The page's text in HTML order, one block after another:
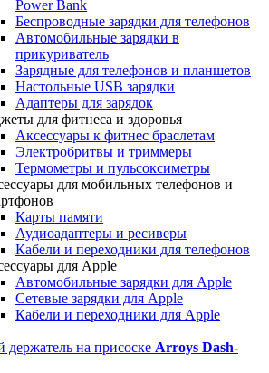
Power Bank
Беспроводные зарядки для телефонов
Автомобильные зарядки в
прикуриватель
Зарядные для телефонов и планшетов
Настольные USB зарядки
Адаптеры для зарядок
для фитнеса и здоровья
Аксессуары к фитнес браслетам
Электробритвы и триммеры
Термометры и пульсоксиметры
для мобильных телефонов и
Карты памяти
Аудиоадаптеры и ресиверы
Кабели и переходники для телефонов
для Apple
Автомобильные зарядки для Apple
Сетевые зарядки для Apple
Кабели и переходники для Apple
держатель на присоске Arroys Dash-